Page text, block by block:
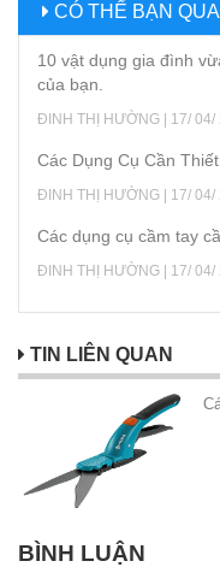
CÓ THỂ BẠN
10 vật dụng gia đình
của bạn.
ĐINH THỊ HƯỜNG | 17/ 04/
Các Dụng Cụ Cần
ĐINH THỊ HƯỜNG | 17/ 04/
Các dụng cụ cầm tay
ĐINH THỊ HƯỜNG | 17/ 04/
TIN LIÊN QUAN
BÌNH LUẬN